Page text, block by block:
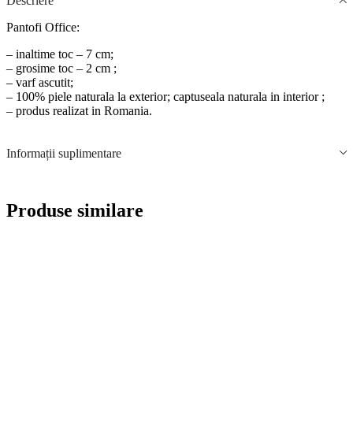
Pantofi Office:
– inaltime toc – 7 cm;
– grosime toc – 2 cm ;
– varf ascutit;
– 100% piele naturala la exterior; captuseala naturala in interior ;
– produs realizat in Romania.
Informații suplimentare
Produse similare